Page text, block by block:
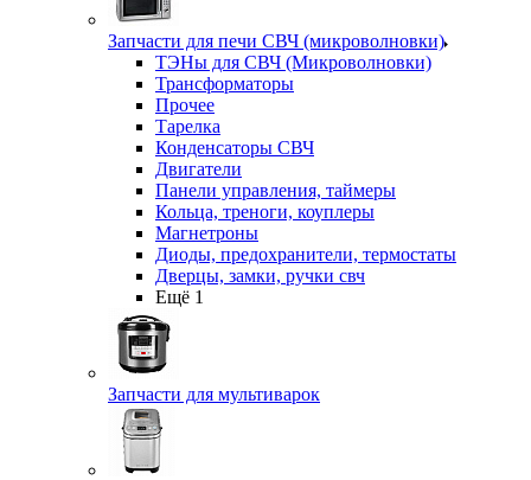
Запчасти для печи СВЧ (микроволновки)
ТЭНы для СВЧ (Микроволновки)
Трансформаторы
Прочее
Тарелка
Конденсаторы СВЧ
Двигатели
Панели управления, таймеры
Кольца, треноги, коуплеры
Магнетроны
Диоды, предохранители, термостаты
Дверцы, замки, ручки свч
Ещё 1
Запчасти для мультиварок